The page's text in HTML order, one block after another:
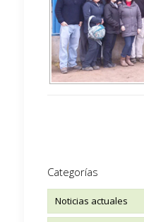
Categorías
Noticias actuales